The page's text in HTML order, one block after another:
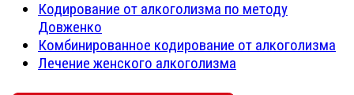
Кодирование от алкоголизма по методу
Довженко
Комбинированное кодирование от алкоголизма
Лечение женского алкоголизма